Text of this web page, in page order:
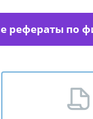
рефераты по